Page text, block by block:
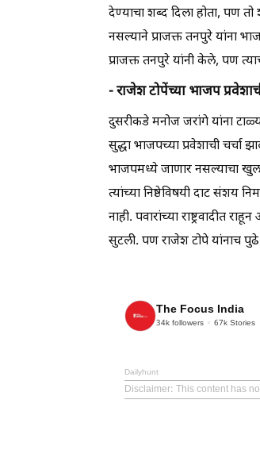
देण्याचा शब्द दिला होता, पण
नसल्याने प्राजक्त तनपुरे यांना
प्राजक्त तनपुरे यांनी केले, पण
- राजेश टोपेंच्या भाजप
दुसरीकडे मनोज जरांगे यांना
सुद्धा भाजपच्या प्रवेशाची
भाजपमध्ये जाणार नसल्याचा
त्यांच्या निष्ठेविषयी दाट संशय
नाही. पवारांच्या राष्ट्रवादीत
सुटली. पण राजेश टोपे यांनाच
The Focus India
34k followers 67k Stories
Dailyhunt
Disclaimer: This content has